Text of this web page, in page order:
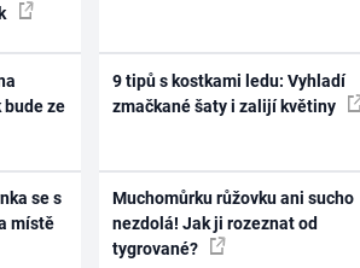
bude ze
se s
místě
9 tipů s kostkami ledu: Vyhladí
zmačkané šaty i zalijí květiny
Muchomůrku růžovku ani sucho
nezdolá! Jak ji rozeznat od
tygrované?